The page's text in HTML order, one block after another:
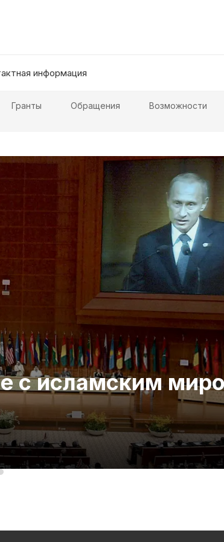
информация
Гранты Обращения Возможности
с исламским